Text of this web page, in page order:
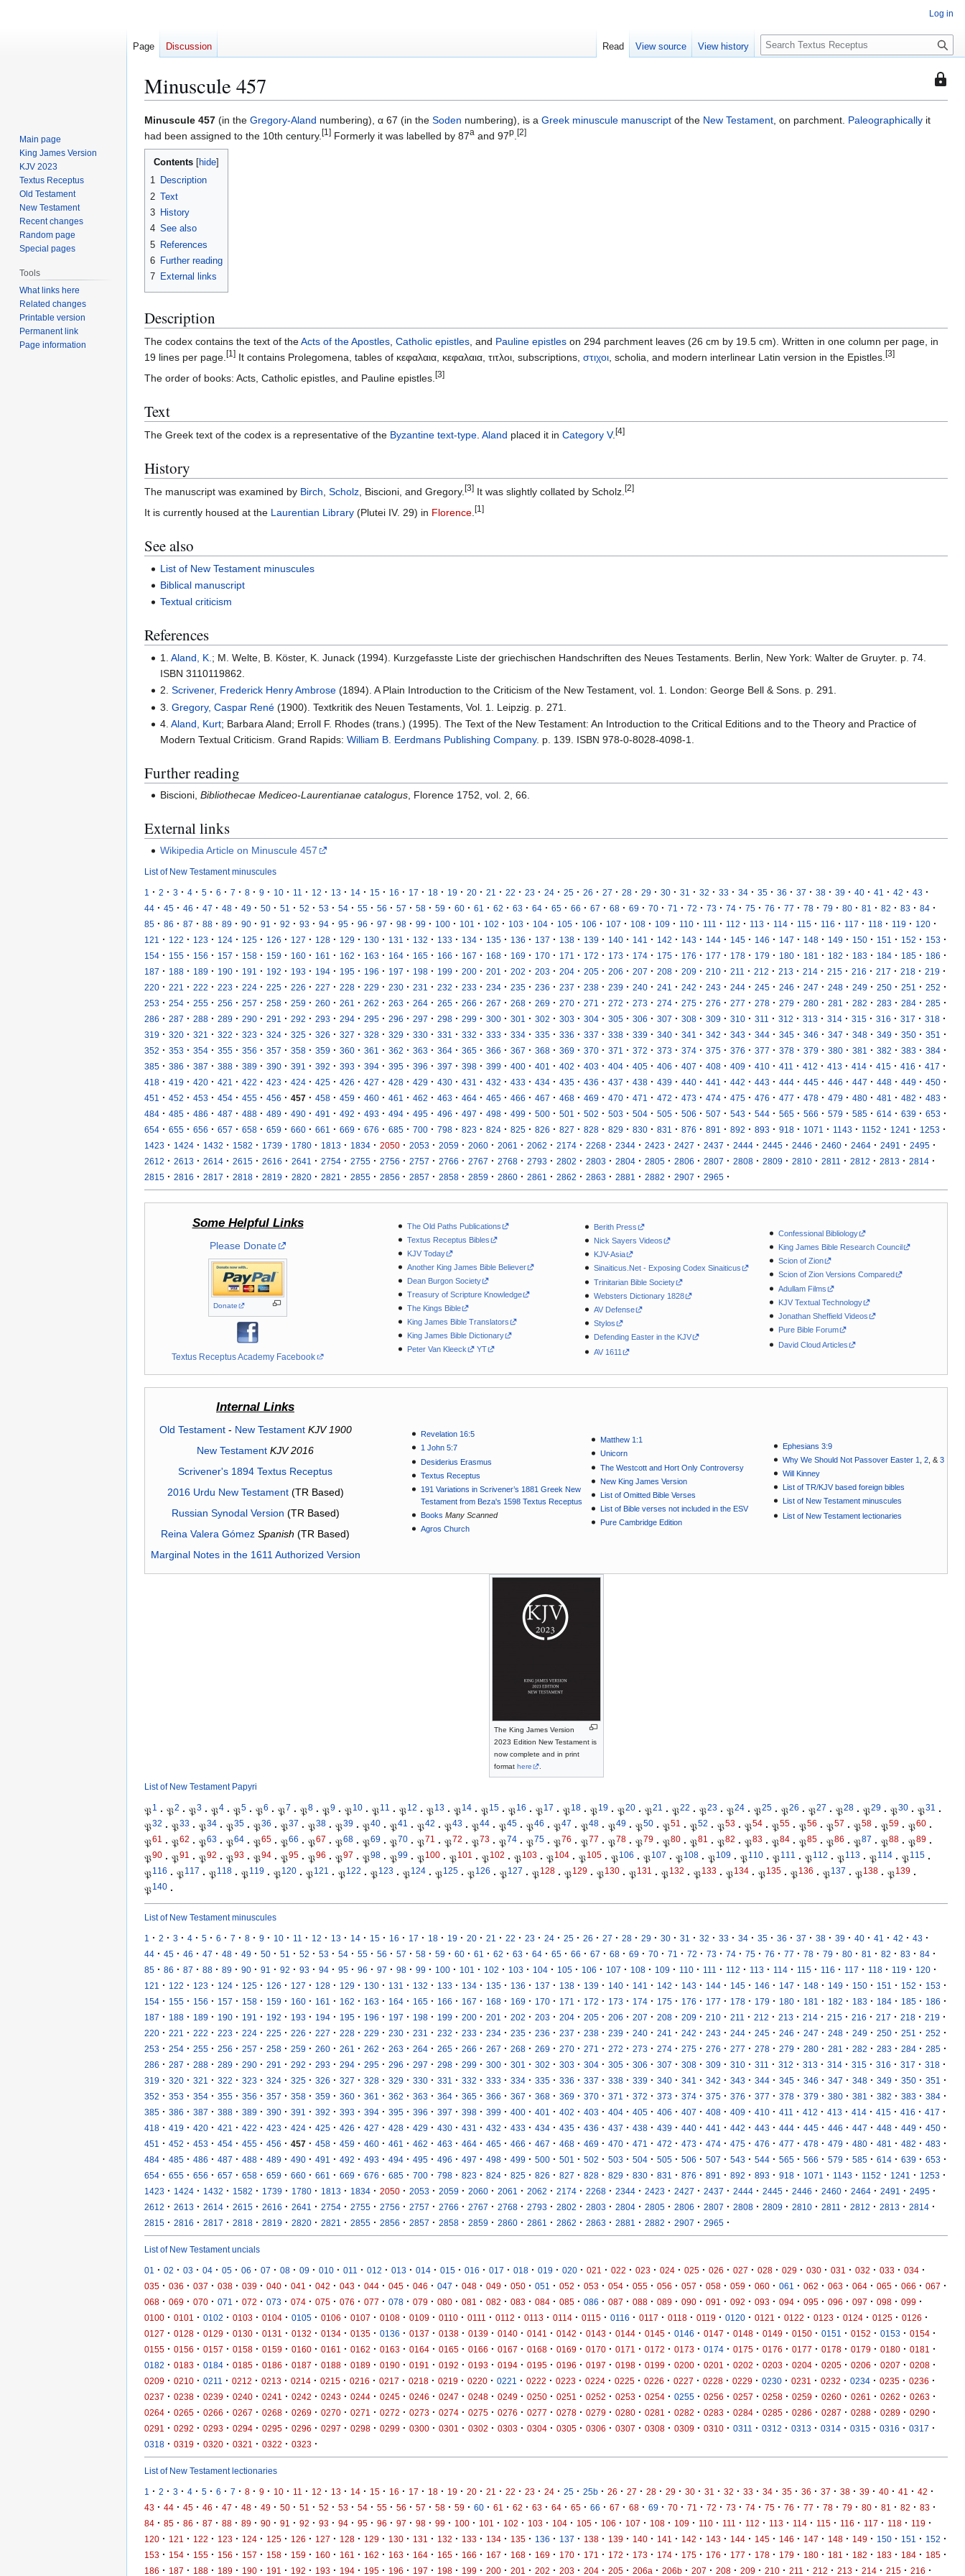
This
Minuscule 457
Jump
to
navigation
Jump
to
search
Minuscule 457 (in the Gregory-Aland numbering), α 67 (in the Soden numbering), is a Greek minuscule manuscript of the New Testament, on parchment. Paleographically it
had been assigned to the 10th century. [1] Formerly it was labelled by 87a and 97p. [2]
Contents
1 Description
2 Text
3 History
4 See also
5 References
6 Further reading
7 External links
Description
The codex contains the text of theActs of the Apostles, Catholic epistles, and Pauline epistles on 294 parchment leaves (26 cm by 19.5 cm). Written in one column per page, in
19 lines per page. [1] It contains Prolegomena, tables of κεφαλαια, κεφαλαια, τιτλοι, subscriptions, στιχοι, scholia, and modern interlinear Latin version in the Epistles. [3]
The order of books: Acts, Catholic epistles, and Pauline epistles. [3]
Text
The Greek text of the codex is a representative of the Byzantine text-type. Aland placed it in Category V. [4]
History
The manuscript was examined by Birch, Scholz, Biscioni, and Gregory. [3] It was slightly collated by Scholz. [2]
It is currently housed at the Laurentian Library (Plutei IV. 29) in Florence. [1]
See also
List of New Testament minuscules
Biblical manuscript
Textual criticism
References
1.Aland, K. ; M. Welte, B. Köster, K. Junack (1994). Kurzgefasste Liste der griechischen Handschriften des Neues Testaments. Berlin, New York: Walter de Gruyter. p. 74.
ISBN 3110119862.
2.Scrivener, Frederick Henry Ambrose (1894). A Plain Introduction to the Criticism of the New Testament, vol. 1. London: George Bell & Sons. p. 291.
3.Gregory, Caspar René (1900). Textkritik des Neuen Testaments, Vol. 1. Leipzig. p. 271.
4.Aland, Kurt; Barbara Aland; Erroll F. Rhodes (trans.) (1995). The Text of the New Testament: An Introduction to the Critical Editions and to the Theory and Practice of
Modern Textual Criticism. Grand Rapids:William B. Eerdmans Publishing Company. p. 139. ISBN 978-0-8028-4098-1.
Further reading
Biscioni,Bibliothecae Mediceo-Laurentianae catalogus , Florence 1752, vol. 2, 66.
External links
Wikipedia Article on Minuscule 457
List of New Testament minuscules
1 · 2 · 3 · 4 · 5 · 6 · 7 · 8 · 9 · 10 · 11 · 12 · 13 · 14 · 15 · 16 · 17 · 18 · 19 · 20 · 21 · 22 · 23 · 24 · 25 · 26 · 27 · 28 · 29 · 30 · 31 · 32 · 33 · 34 · 35 · 36 · 37 · 38 · 39 · 40 · 41 · 42 · 43 ·
44 · 45 · 46 · 47 · 48 · 49 · 50 · 51 · 52 · 53 · 54 · 55 · 56 · 57 · 58 · 59 · 60 · 61 · 62 · 63 · 64 · 65 · 66 · 67 · 68 · 69 · 70 · 71 · 72 · 73 · 74 · 75 · 76 · 77 · 78 · 79 · 80 · 81 · 82 · 83 · 84 ·
85 · 86 · 87 · 88 · 89 · 90 · 91 · 92 · 93 · 94 · 95 · 96 · 97 · 98 · 99 · 100 · 101 · 102 · 103 · 104 · 105 · 106 · 107 · 108 · 109 · 110 · 111 · 112 · 113 · 114 · 115 · 116 · 117 · 118 · 119 · 120 ·
121 · 122 · 123 · 124 · 125 · 126 · 127 · 128 · 129 · 130 · 131 · 132 · 133 · 134 · 135 · 136 · 137 · 138 · 139 · 140 · 141 · 142 · 143 · 144 · 145 · 146 · 147 · 148 · 149 · 150 · 151 · 152 · 153 ·
154 · 155 · 156 · 157 · 158 · 159 · 160 · 161 · 162 · 163 · 164 · 165 · 166 · 167 · 168 · 169 · 170 · 171 · 172 · 173 · 174 · 175 · 176 · 177 · 178 · 179 · 180 · 181 · 182 · 183 · 184 · 185 · 186 ·
187 · 188 · 189 · 190 · 191 · 192 · 193 · 194 · 195 · 196 · 197 · 198 · 199 · 200 · 201 · 202 · 203 · 204 · 205 · 206 · 207 · 208 · 209 · 210 · 211 · 212 · 213 · 214 · 215 · 216 · 217 · 218 · 219 ·
220 · 221 · 222 · 223 · 224 · 225 · 226 · 227 · 228 · 229 · 230 · 231 · 232 · 233 · 234 · 235 · 236 · 237 · 238 · 239 · 240 · 241 · 242 · 243 · 244 · 245 · 246 · 247 · 248 · 249 · 250 · 251 · 252 ·
253 · 254 · 255 · 256 · 257 · 258 · 259 · 260 · 261 · 262 · 263 · 264 · 265 · 266 · 267 · 268 · 269 · 270 · 271 · 272 · 273 · 274 · 275 · 276 · 277 · 278 · 279 · 280 · 281 · 282 · 283 · 284 · 285 ·
286 · 287 · 288 · 289 · 290 · 291 · 292 · 293 · 294 · 295 · 296 · 297 · 298 · 299 · 300 · 301 · 302 · 303 · 304 · 305 · 306 · 307 · 308 · 309 · 310 · 311 · 312 · 313 · 314 · 315 · 316 · 317 · 318 ·
319 · 320 · 321 · 322 · 323 · 324 · 325 · 326 · 327 · 328 · 329 · 330 · 331 · 332 · 333 · 334 · 335 · 336 · 337 · 338 · 339 · 340 · 341 · 342 · 343 · 344 · 345 · 346 · 347 · 348 · 349 · 350 · 351 ·
352 · 353 · 354 · 355 · 356 · 357 · 358 · 359 · 360 · 361 · 362 · 363 · 364 · 365 · 366 · 367 · 368 · 369 · 370 · 371 · 372 · 373 · 374 · 375 · 376 · 377 · 378 · 379 · 380 · 381 · 382 · 383 · 384 ·
385 · 386 · 387 · 388 · 389 · 390 · 391 · 392 · 393 · 394 · 395 · 396 · 397 · 398 · 399 · 400 · 401 · 402 · 403 · 404 · 405 · 406 · 407 · 408 · 409 · 410 · 411 · 412 · 413 · 414 · 415 · 416 · 417 ·
418 · 419 · 420 · 421 · 422 · 423 · 424 · 425 · 426 · 427 · 428 · 429 · 430 · 431 · 432 · 433 · 434 · 435 · 436 · 437 · 438 · 439 · 440 · 441 · 442 · 443 · 444 · 445 · 446 · 447 · 448 · 449 · 450 ·
451 · 452 · 453 · 454 · 455 · 456 · 457 · 458 · 459 · 460 · 461 · 462 · 463 · 464 · 465 · 466 · 467 · 468 · 469 · 470 · 471 · 472 · 473 · 474 · 475 · 476 · 477 · 478 · 479 · 480 · 481 · 482 · 483 ·
484 · 485 · 486 · 487 · 488 · 489 · 490 · 491 · 492 · 493 · 494 · 495 · 496 · 497 · 498 · 499 · 500 · 501 · 502 · 503 · 504 · 505 · 506 · 507 · 543 · 544 · 565 · 566 · 579 · 585 · 614 · 639 · 653 ·
654 · 655 · 656 · 657 · 658 · 659 · 660 · 661 · 669 · 676 · 685 · 700 · 798 · 823 · 824 · 825 · 826 · 827 · 828 · 829 · 830 · 831 · 876 · 891 · 892 · 893 · 918 · 1071 · 1143 · 1152 · 1241 · 1253 ·
1423 · 1424 · 1432 · 1582 · 1739 · 1780 · 1813 · 1834 · 2050 · 2053 · 2059 · 2060 · 2061 · 2062 · 2174 · 2268 · 2344 · 2423 · 2427 · 2437 · 2444 · 2445 · 2446 · 2460 · 2464 · 2491 · 2495 ·
2612 · 2613 · 2614 · 2615 · 2616 · 2641 · 2754 · 2755 · 2756 · 2757 · 2766 · 2767 · 2768 · 2793 · 2802 · 2803 · 2804 · 2805 · 2806 · 2807 · 2808 · 2809 · 2810 · 2811 · 2812 · 2813 · 2814 ·
2815 · 2816 · 2817 · 2818 · 2819 · 2820 · 2821 · 2855 · 2856 · 2857 · 2858 · 2859 · 2860 · 2861 · 2862 · 2863 · 2881 · 2882 · 2907 · 2965 ·
Some Helpful Links
Please Donate
Donate
Textus Receptus Academy Facebook
The Old Paths Publications
Textus Receptus Bibles
KJV Today
Another King James Bible Believer
Dean Burgon Society
Treasury of Scripture Knowledge
The Kings Bible
King James Bible Translators
King James Bible Dictionary
Peter Van Kleeck
YT
Berith Press
Nick Sayers Videos
KJV-Asia
Sinaiticus.Net - Exposing Codex Sinaiticus
Trinitarian Bible Society
Websters Dictionary 1828
AV Defense
Stylos
Defending Easter in the KJV
AV 1611
Confessional Bibliology
King James Bible Research Council
Scion of Zion
Scion of Zion Versions Compared
Adullam Films
KJV Textual Technology
Jonathan Sheffield Videos
Pure Bible Forum
David Cloud Articles
Internal Links
Old Testament- New Testament KJV 1900
New Testament KJV 2016
Scrivener's 1894 Textus Receptus
2016 Urdu New Testament(TR Based)
Russian Synodal Version (TR Based)
Reina Valera Gómez Spanish (TR Based)
Marginal Notes in the 1611 Authorized Version
Revelation 16:5
1 John 5:7
Desiderius Erasmus
Textus Receptus
191 Variations in Scrivener’s 1881 Greek New
Testament from Beza's 1598 Textus Receptus
Books Many Scanned
Agros Church
Matthew 1:1
Unicorn
The Westcott and Hort Only Controversy
New King James Version
List of Omitted Bible Verses
List of Bible verses not included in the ESV
Pure Cambridge Edition
Ephesians 3:9
Why We Should Not Passover Easter 1
,2 , &3
Will Kinney
List of TR/KJV based foreign bibles
List of New Testament minuscules
List of New Testament lectionaries
The King James Version
2023 Edition New Testament is
now complete and in print
format here .
List of New Testament Papyri
𝔓1 · 𝔓2 · 𝔓3 · 𝔓4 · 𝔓5 · 𝔓6 · 𝔓7 · 𝔓8 · 𝔓9 · 𝔓10 · 𝔓11 · 𝔓12 · 𝔓13 · 𝔓14 · 𝔓15 · 𝔓16 · 𝔓17 · 𝔓18 · 𝔓19 · 𝔓20 · 𝔓21 · 𝔓22 · 𝔓23 · 𝔓24 · 𝔓25 · 𝔓26 · 𝔓27 · 𝔓28 · 𝔓29 · 𝔓30 · 𝔓31
·
𝔓32 · 𝔓33 · 𝔓34 · 𝔓35 · 𝔓36 · 𝔓37 · 𝔓38 · 𝔓39 · 𝔓40 · 𝔓41 · 𝔓42 · 𝔓43 · 𝔓44 · 𝔓45 · 𝔓46 · 𝔓47 · 𝔓48 · 𝔓49 · 𝔓50 · 𝔓51 · 𝔓52 · 𝔓53 · 𝔓54 · 𝔓55 · 𝔓56 · 𝔓57 · 𝔓58 · 𝔓59 · 𝔓60 ·
𝔓61 · 𝔓62 · 𝔓63 · 𝔓64 · 𝔓65 · 𝔓66 · 𝔓67 · 𝔓68 · 𝔓69 · 𝔓70 · 𝔓71 · 𝔓72 · 𝔓73 · 𝔓74 · 𝔓75 · 𝔓76 · 𝔓77 · 𝔓78 · 𝔓79 · 𝔓80 · 𝔓81 · 𝔓82 · 𝔓83 · 𝔓84 · 𝔓85 · 𝔓86 · 𝔓87 · 𝔓88 · 𝔓89 ·
𝔓90 · 𝔓91 · 𝔓92 · 𝔓93 · 𝔓94 · 𝔓95 · 𝔓96 · 𝔓97 · 𝔓98 · 𝔓99 · 𝔓100 · 𝔓101 · 𝔓102 · 𝔓103 · 𝔓104 · 𝔓105 · 𝔓106 · 𝔓107 · 𝔓108 · 𝔓109 · 𝔓110 · 𝔓111 · 𝔓112 · 𝔓113 · 𝔓114 · 𝔓115 ·
𝔓116 · 𝔓117 · 𝔓118 · 𝔓119 · 𝔓120 · 𝔓121 · 𝔓122 · 𝔓123 · 𝔓124 · 𝔓125 · 𝔓126 · 𝔓127 · 𝔓128 · 𝔓129 · 𝔓130 · 𝔓131 · 𝔓132 · 𝔓133 · 𝔓134 · 𝔓135 · 𝔓136 · 𝔓137 · 𝔓138 · 𝔓139 ·
𝔓140 ·
List of New Testament minuscules
1 · 2 · 3 · 4 · 5 · 6 · 7 · 8 · 9 · 10 · 11 · 12 · 13 · 14 · 15 · 16 · 17 · 18 · 19 · 20 · 21 · 22 · 23 · 24 · 25 · 26 · 27 · 28 · 29 · 30 · 31 · 32 · 33 · 34 · 35 · 36 · 37 · 38 · 39 · 40 · 41 · 42 · 43 ·
44 · 45 · 46 · 47 · 48 · 49 · 50 · 51 · 52 · 53 · 54 · 55 · 56 · 57 · 58 · 59 · 60 · 61 · 62 · 63 · 64 · 65 · 66 · 67 · 68 · 69 · 70 · 71 · 72 · 73 · 74 · 75 · 76 · 77 · 78 · 79 · 80 · 81 · 82 · 83 · 84 ·
85 · 86 · 87 · 88 · 89 · 90 · 91 · 92 · 93 · 94 · 95 · 96 · 97 · 98 · 99 · 100 · 101 · 102 · 103 · 104 · 105 · 106 · 107 · 108 · 109 · 110 · 111 · 112 · 113 · 114 · 115 · 116 · 117 · 118 · 119 · 120 ·
121 · 122 · 123 · 124 · 125 · 126 · 127 · 128 · 129 · 130 · 131 · 132 · 133 · 134 · 135 · 136 · 137 · 138 · 139 · 140 · 141 · 142 · 143 · 144 · 145 · 146 · 147 · 148 · 149 · 150 · 151 · 152 · 153 ·
154 · 155 · 156 · 157 · 158 · 159 · 160 · 161 · 162 · 163 · 164 · 165 · 166 · 167 · 168 · 169 · 170 · 171 · 172 · 173 · 174 · 175 · 176 · 177 · 178 · 179 · 180 · 181 · 182 · 183 · 184 · 185 · 186 ·
187 · 188 · 189 · 190 · 191 · 192 · 193 · 194 · 195 · 196 · 197 · 198 · 199 · 200 · 201 · 202 · 203 · 204 · 205 · 206 · 207 · 208 · 209 · 210 · 211 · 212 · 213 · 214 · 215 · 216 · 217 · 218 · 219 ·
220 · 221 · 222 · 223 · 224 · 225 · 226 · 227 · 228 · 229 · 230 · 231 · 232 · 233 · 234 · 235 · 236 · 237 · 238 · 239 · 240 · 241 · 242 · 243 · 244 · 245 · 246 · 247 · 248 · 249 · 250 · 251 · 252 ·
253 · 254 · 255 · 256 · 257 · 258 · 259 · 260 · 261 · 262 · 263 · 264 · 265 · 266 · 267 · 268 · 269 · 270 · 271 · 272 · 273 · 274 · 275 · 276 · 277 · 278 · 279 · 280 · 281 · 282 · 283 · 284 · 285 ·
286 · 287 · 288 · 289 · 290 · 291 · 292 · 293 · 294 · 295 · 296 · 297 · 298 · 299 · 300 · 301 · 302 · 303 · 304 · 305 · 306 · 307 · 308 · 309 · 310 · 311 · 312 · 313 · 314 · 315 · 316 · 317 · 318 ·
319 · 320 · 321 · 322 · 323 · 324 · 325 · 326 · 327 · 328 · 329 · 330 · 331 · 332 · 333 · 334 · 335 · 336 · 337 · 338 · 339 · 340 · 341 · 342 · 343 · 344 · 345 · 346 · 347 · 348 · 349 · 350 · 351 ·
352 · 353 · 354 · 355 · 356 · 357 · 358 · 359 · 360 · 361 · 362 · 363 · 364 · 365 · 366 · 367 · 368 · 369 · 370 · 371 · 372 · 373 · 374 · 375 · 376 · 377 · 378 · 379 · 380 · 381 · 382 · 383 · 384 ·
385 · 386 · 387 · 388 · 389 · 390 · 391 · 392 · 393 · 394 · 395 · 396 · 397 · 398 · 399 · 400 · 401 · 402 · 403 · 404 · 405 · 406 · 407 · 408 · 409 · 410 · 411 · 412 · 413 · 414 · 415 · 416 · 417 ·
418 · 419 · 420 · 421 · 422 · 423 · 424 · 425 · 426 · 427 · 428 · 429 · 430 · 431 · 432 · 433 · 434 · 435 · 436 · 437 · 438 · 439 · 440 · 441 · 442 · 443 · 444 · 445 · 446 · 447 · 448 · 449 · 450 ·
451 · 452 · 453 · 454 · 455 · 456 · 457 · 458 · 459 · 460 · 461 · 462 · 463 · 464 · 465 · 466 · 467 · 468 · 469 · 470 · 471 · 472 · 473 · 474 · 475 · 476 · 477 · 478 · 479 · 480 · 481 · 482 · 483 ·
484 · 485 · 486 · 487 · 488 · 489 · 490 · 491 · 492 · 493 · 494 · 495 · 496 · 497 · 498 · 499 · 500 · 501 · 502 · 503 · 504 · 505 · 506 · 507 · 543 · 544 · 565 · 566 · 579 · 585 · 614 · 639 · 653 ·
654 · 655 · 656 · 657 · 658 · 659 · 660 · 661 · 669 · 676 · 685 · 700 · 798 · 823 · 824 · 825 · 826 · 827 · 828 · 829 · 830 · 831 · 876 · 891 · 892 · 893 · 918 · 1071 · 1143 · 1152 · 1241 · 1253 ·
1423 · 1424 · 1432 · 1582 · 1739 · 1780 · 1813 · 1834 · 2050 · 2053 · 2059 · 2060 · 2061 · 2062 · 2174 · 2268 · 2344 · 2423 · 2427 · 2437 · 2444 · 2445 · 2446 · 2460 · 2464 · 2491 · 2495 ·
2612 · 2613 · 2614 · 2615 · 2616 · 2641 · 2754 · 2755 · 2756 · 2757 · 2766 · 2767 · 2768 · 2793 · 2802 · 2803 · 2804 · 2805 · 2806 · 2807 · 2808 · 2809 · 2810 · 2811 · 2812 · 2813 · 2814 ·
2815 · 2816 · 2817 · 2818 · 2819 · 2820 · 2821 · 2855 · 2856 · 2857 · 2858 · 2859 · 2860 · 2861 · 2862 · 2863 · 2881 · 2882 · 2907 · 2965 ·
List of New Testament uncials
01 · 02 · 03 · 04 · 05 · 06 · 07 · 08 · 09 · 010 · 011 · 012 · 013 · 014 · 015 · 016 · 017 · 018 · 019 · 020 · 021 · 022 · 023 · 024 · 025 · 026 · 027 · 028 · 029 · 030 · 031 · 032 · 033 · 034 ·
035 · 036 · 037 · 038 · 039 · 040 · 041 · 042 · 043 · 044 · 045 · 046 · 047 · 048 · 049 · 050 · 051 · 052 · 053 · 054 · 055 · 056 · 057 · 058 · 059 · 060 · 061 · 062 · 063 · 064 · 065 · 066 · 067 ·
068 · 069 · 070 · 071 · 072 · 073 · 074 · 075 · 076 · 077 · 078 · 079 · 080 · 081 · 082 · 083 · 084 · 085 · 086 · 087 · 088 · 089 · 090 · 091 · 092 · 093 · 094 · 095 · 096 · 097 · 098 · 099 ·
0100 · 0101 · 0102 · 0103 · 0104 · 0105 · 0106 · 0107 · 0108 · 0109 · 0110 · 0111 · 0112 · 0113 · 0114 · 0115 · 0116 · 0117 · 0118 · 0119 · 0120 · 0121 · 0122 · 0123 · 0124 · 0125 · 0126 ·
0127 · 0128 · 0129 · 0130 · 0131 · 0132 · 0134 · 0135 · 0136 · 0137 · 0138 · 0139 · 0140 · 0141 · 0142 · 0143 · 0144 · 0145 · 0146 · 0147 · 0148 · 0149 · 0150 · 0151 · 0152 · 0153 · 0154 ·
0155 · 0156 · 0157 · 0158 · 0159 · 0160 · 0161 · 0162 · 0163 · 0164 · 0165 · 0166 · 0167 · 0168 · 0169 · 0170 · 0171 · 0172 · 0173 · 0174 · 0175 · 0176 · 0177 · 0178 · 0179 · 0180 · 0181 ·
0182 · 0183 · 0184 · 0185 · 0186 · 0187 · 0188 · 0189 · 0190 · 0191 · 0192 · 0193 · 0194 · 0195 · 0196 · 0197 · 0198 · 0199 · 0200 · 0201 · 0202 · 0203 · 0204 · 0205 · 0206 · 0207 · 0208 ·
0209 · 0210 · 0211 · 0212 · 0213 · 0214 · 0215 · 0216 · 0217 · 0218 · 0219 · 0220 · 0221 · 0222 · 0223 · 0224 · 0225 · 0226 · 0227 · 0228 · 0229 · 0230 · 0231 · 0232 · 0234 · 0235 · 0236 ·
0237 · 0238 · 0239 · 0240 · 0241 · 0242 · 0243 · 0244 · 0245 · 0246 · 0247 · 0248 · 0249 · 0250 · 0251 · 0252 · 0253 · 0254 · 0255 · 0256 · 0257 · 0258 · 0259 · 0260 · 0261 · 0262 · 0263 ·
0264 · 0265 · 0266 · 0267 · 0268 · 0269 · 0270 · 0271 · 0272 · 0273 · 0274 · 0275 · 0276 · 0277 · 0278 · 0279 · 0280 · 0281 · 0282 · 0283 · 0284 · 0285 · 0286 · 0287 · 0288 · 0289 · 0290 ·
0291 · 0292 · 0293 · 0294 · 0295 · 0296 · 0297 · 0298 · 0299 · 0300 · 0301 · 0302 · 0303 · 0304 · 0305 · 0306 · 0307 · 0308 · 0309 · 0310 · 0311 · 0312 · 0313 · 0314 · 0315 · 0316 · 0317 ·
0318 · 0319 · 0320 · 0321 · 0322 · 0323 ·
List of New Testament lectionaries
1 · 2 · 3 · 4 · 5 · 6 · 7 · 8 · 9 · 10 · 11 · 12 · 13 · 14 · 15 · 16 · 17 · 18 · 19 · 20 · 21 · 22 · 23 · 24 · 25 · 25b · 26 · 27 · 28 · 29 · 30 · 31 · 32 · 33 · 34 · 35 · 36 · 37 · 38 · 39 · 40 · 41 · 42 ·
43 · 44 · 45 · 46 · 47 · 48 · 49 · 50 · 51 · 52 · 53 · 54 · 55 · 56 · 57 · 58 · 59 · 60 · 61 · 62 · 63 · 64 · 65 · 66 · 67 · 68 · 69 · 70 · 71 · 72 · 73 · 74 · 75 · 76 · 77 · 78 · 79 · 80 · 81 · 82 · 83 ·
84 · 85 · 86 · 87 · 88 · 89 · 90 · 91 · 92 · 93 · 94 · 95 · 96 · 97 · 98 · 99 · 100 · 101 · 102 · 103 · 104 · 105 · 106 · 107 · 108 · 109 · 110 · 111 · 112 · 113 · 114 · 115 · 116 · 117 · 118 · 119 ·
120 · 121 · 122 · 123 · 124 · 125 · 126 · 127 · 128 · 129 · 130 · 131 · 132 · 133 · 134 · 135 · 136 · 137 · 138 · 139 · 140 · 141 · 142 · 143 · 144 · 145 · 146 · 147 · 148 · 149 · 150 · 151 · 152 ·
153 · 154 · 155 · 156 · 157 · 158 · 159 · 160 · 161 · 162 · 163 · 164 · 165 · 166 · 167 · 168 · 169 · 170 · 171 · 172 · 173 · 174 · 175 · 176 · 177 · 178 · 179 · 180 · 181 · 182 · 183 · 184 · 185 ·
186 · 187 · 188 · 189 · 190 · 191 · 192 · 193 · 194 · 195 · 196 · 197 · 198 · 199 · 200 · 201 · 202 · 203 · 204 · 205 · 206a · 206b · 207 · 208 · 209 · 210 · 211 · 212 · 213 · 214 · 215 · 216 ·
Log in
Page Discussion Read View source View history
S
e
c
h
Main page
King James Version
KJV 2023
Textus Receptus
Old Testament
New Testament
Recent changes
Random page
Special pages
Tools
What links here
Related changes
Printable version
Permanent link
Page information